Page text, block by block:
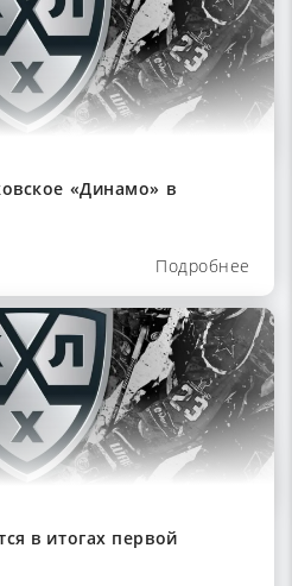
«Динамо» в
Подробнее
в итогах первой